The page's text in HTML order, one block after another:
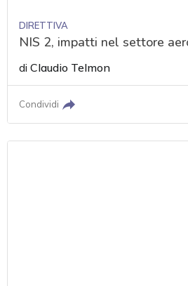
DIRETTIVA
NIS 2, impatti nel settore
diClaudio Telmon
Condividi